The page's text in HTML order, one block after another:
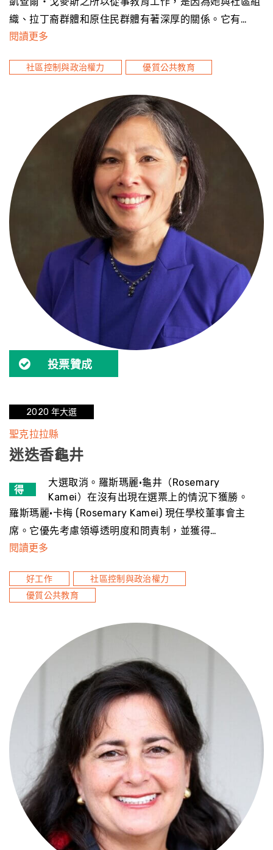
織、拉丁裔群體和原住民群體有著深厚的關係。它有…
閱讀更多
社區控制與政治權力 優質公共教育
投票贊成
2020 年大選
聖克拉拉縣
迷迭香龜井
得
大選取消。羅斯瑪麗·龜井（Rosemary
Kamei）在沒有出現在選票上的情況下獲勝。
羅斯瑪麗·卡梅 (Rosemary Kamei) 現任學校董事會主
席。它優先考慮領導透明度和問責制，並獲得…
閱讀更多
好工作
社區控制與政治權力
優質公共教育